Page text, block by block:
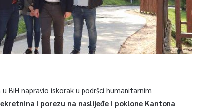
BiH napravio iskorak u podršci humanitarnim
i porezu na naslijeđe i poklone Kantona